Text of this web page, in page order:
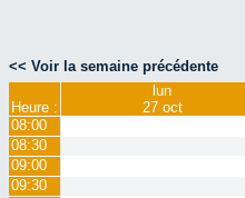
<< Voir la semaine précédente
Heure :
lun
27 oct
08:00
08:30
09:00
09:30